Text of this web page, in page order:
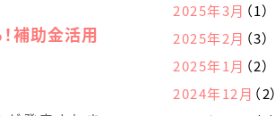
補助金活用
2025年3月 （1）
2025年2月 （3）
2025年1月 （2）
2024年12月 （2）